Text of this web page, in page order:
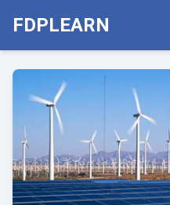
FDPLEARN